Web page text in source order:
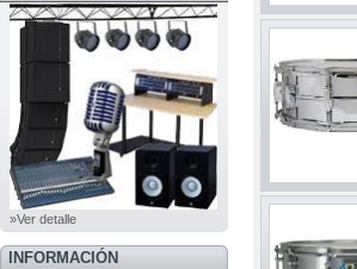
»Ver detalle
INFORMACIÓN